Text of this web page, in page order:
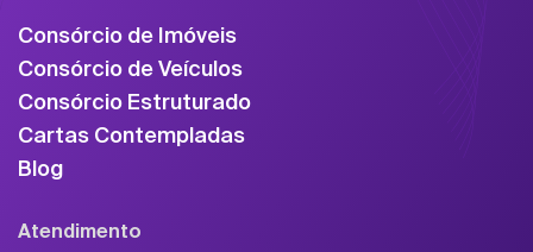
Consórcio de Imóveis
Consórcio de Veículos
Consórcio Estruturado
Cartas Contempladas
Blog
Atendimento